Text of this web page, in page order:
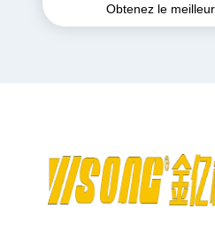
VOLVE
Obtenez le